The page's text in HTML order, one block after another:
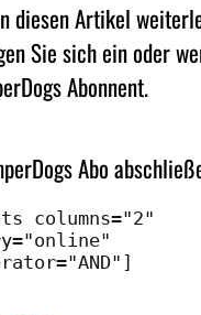
diesen Artikel
Sie sich ein oder
Abonnent.
Abo
columns="2"